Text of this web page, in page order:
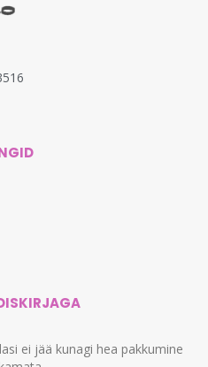
ei jää kunagi hea pakkumine